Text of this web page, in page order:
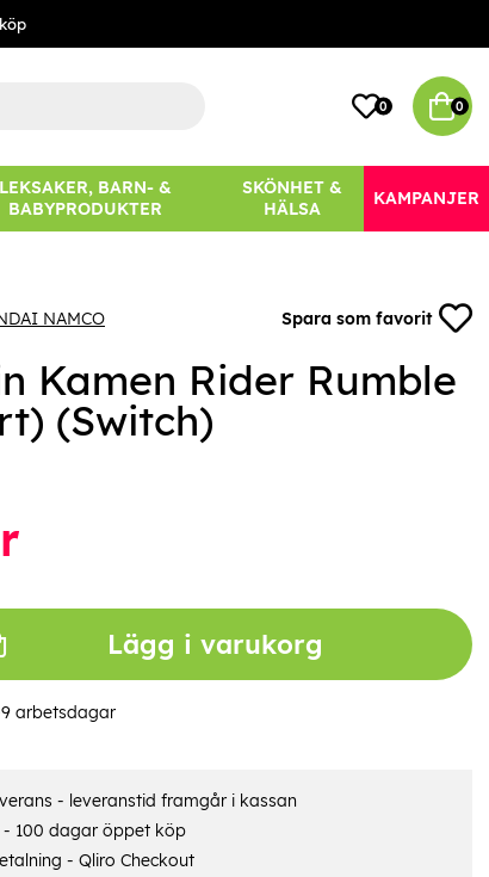
0 0
LEKSAKER, BARN- &
BABYPRODUKTER
SKÖNHET &
HÄLSA
KAMPANJER
NAMCO Spara som favorit
Kamen Rider Rumble
(Switch)
Lägg i varukorg
arbetsdagar
- leveranstid framgår i kassan
- 100 dagar öppet köp
- Qliro Checkout